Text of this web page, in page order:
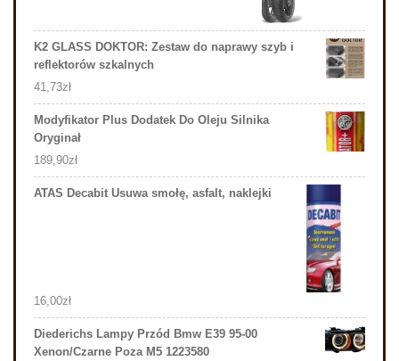
K2 GLASS DOKTOR: Zestaw do naprawy szyb i
reflektorów szkalnych
41,73zł
Modyfikator Plus Dodatek Do Oleju Silnika
Oryginał
189,90zł
ATAS Decabit Usuwa smołę, asfalt, naklejki
16,00zł
Diederichs Lampy Przód Bmw E39 95-00
Xenon/Czarne Poza M5 1223580